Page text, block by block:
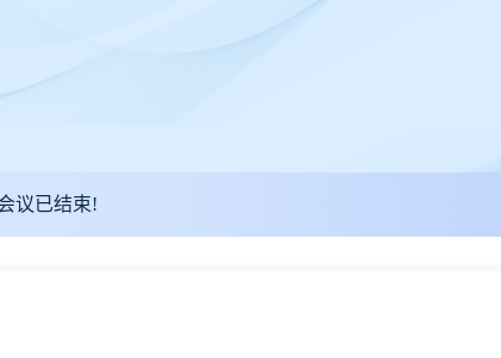
议已结束!